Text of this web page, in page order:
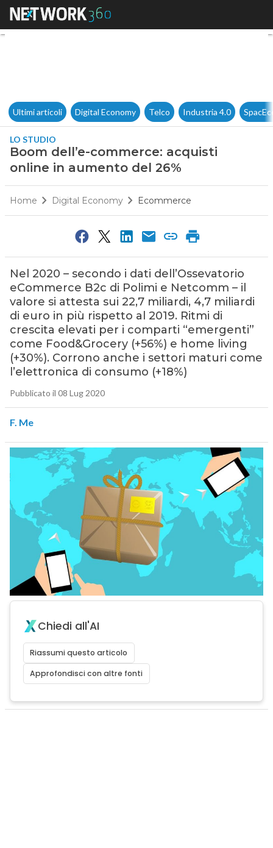
Boom dell’e-commerce:
Ultimi articoli Digital Economy Telco Industria 4.0
LO STUDIO
Boom dell’e-commerce: acquisti
online in aumento del 26%
Home Digital Economy Ecommerce
Nel 2020 – secondo i dati dell’Ossevatorio
eCommerce B2c di Polimi e Netcomm – il
valore si attesta sui 22,7 miliardi, 4,7 miliardi
di euro in più rispetto al 2019. Ritmi di
crescita elevati per i comparti “emergenti”
come Food&Grocery (+56%) e home living
(+30%). Corrono anche i settori maturi come
l’elettronica di consumo (+18%)
Pubblicato il 08 Lug 2020
F. Me
Chiedi all'AI
Riassumi questo articolo
Approfondisci con altre fonti